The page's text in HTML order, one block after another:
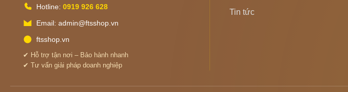
Hotline: 0919 926 628
Email: admin@ftsshop.vn
ftsshop.vn
✔ Hỗ trợ tận nơi – Bảo hành nhanh
✔ Tư vấn giải pháp doanh nghiệp
Tin tức